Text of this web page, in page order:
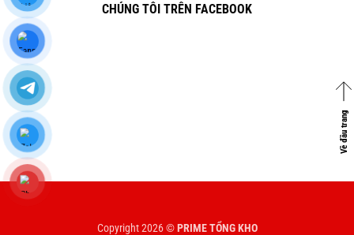
CHÚNG TÔI TRÊN FACEBOOK
Về đầu trang
Copyright 2026 ©PRIME TỔNG KHO